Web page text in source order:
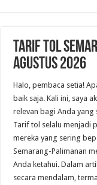
Tarif Tol
Agustus 2026
Halo, pembaca setia!
baik saja. Kali ini, saya
relevan bagi Anda yang
Tarif tol selalu menjadi
mereka yang sering
Semarang-Palimanan
Anda ketahui. Dalam
secara mendalam,